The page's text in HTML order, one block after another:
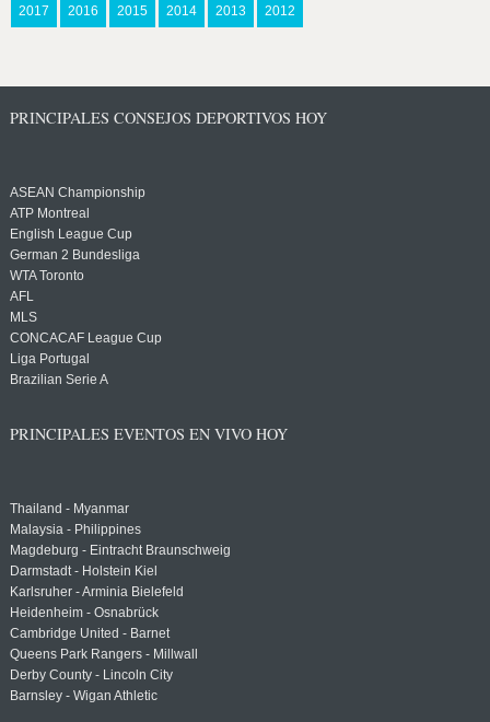
2017 2016 2015 2014 2013 2012
PRINCIPALES CONSEJOS DEPORTIVOS HOY
ASEAN Championship
ATP Montreal
English League Cup
German 2 Bundesliga
WTA Toronto
AFL
MLS
CONCACAF League Cup
Liga Portugal
Brazilian Serie A
PRINCIPALES EVENTOS EN VIVO HOY
Thailand - Myanmar
Malaysia - Philippines
Magdeburg - Eintracht Braunschweig
Darmstadt - Holstein Kiel
Karlsruher - Arminia Bielefeld
Heidenheim - Osnabrück
Cambridge United - Barnet
Queens Park Rangers - Millwall
Derby County - Lincoln City
Barnsley - Wigan Athletic